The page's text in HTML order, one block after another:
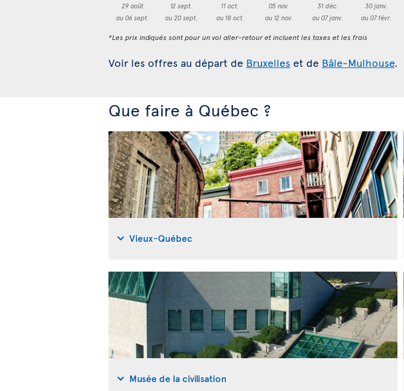
29 août
au 06 sept.
12 sept.
au 20 sept.
11 oct.
au 18 oct.
05 nov.
au 12 nov.
31 déc.
au 07 janv.
30 janv.
au 07 févr.
*Les prix indiqués sont pour un vol aller-retour et incluent les taxes et les frais
Voir les offres au départ de Bruxelles et de Bâle-Mulhouse.
Que faire à Québec ?
Vieux-Québec
Musée de la civilisation